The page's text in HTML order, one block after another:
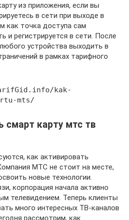
из приложения, если вы
в сети при выходе в
как точка доступа сам
и регистрируется в сети. После
устройства выходить в
в рамках тарифного
kak-
mts/
смарт карту мтс тв
как активировать
МТС не стоит на месте,
новые технологии.
корпорация начала активно
телевидением. Теперь клиенты
много интересных ТВ-каналов
рассмотрим, как